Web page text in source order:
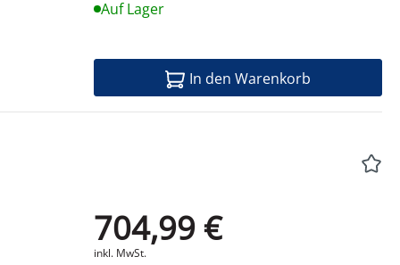
Auf Lager
In den Warenkorb
704,99 €
inkl. MwSt.